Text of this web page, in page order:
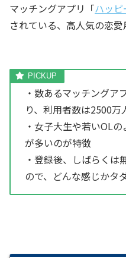
マッチングアプリ「ハッピ
されている、高人気の恋愛
・数あるマッチングア
り、利用者数は2500万
・女子大生や若いOL
が多いのが特徴
・登録後、しばらくは
ので、どんな感じかタ